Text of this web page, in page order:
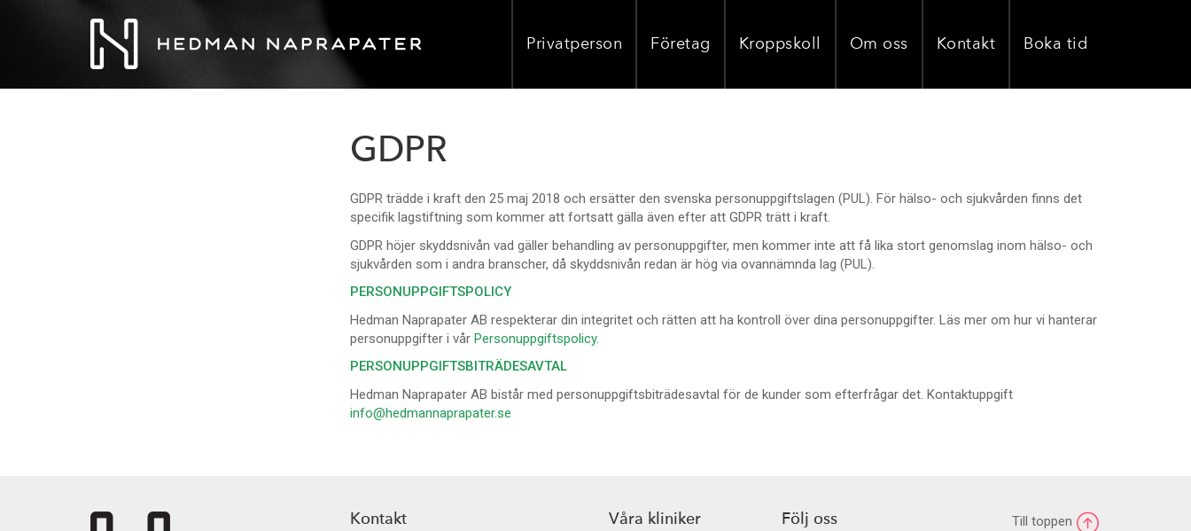
Privatperson Företag Kroppskoll Om oss Kontakt Boka tid
GDPR
GDPR trädde i kraft den 25 maj 2018 och ersätter den svenska personuppgiftslagen (PUL). För hälso- och sjukvården finns det
specifik lagstiftning som kommer att fortsatt gälla även efter att GDPR trätt i kraft.
GDPR höjer skyddsnivån vad gäller behandling av personuppgifter, men kommer inte att få lika stort genomslag inom hälso- och
sjukvården som i andra branscher, då skyddsnivån redan är hög via ovannämnda lag (PUL).
PERSONUPPGIFTSPOLICY
Hedman Naprapater AB respekterar din integritet och rätten att ha kontroll över dina personuppgifter. Läs mer om hur vi hanterar
personuppgifter i vår Personuppgiftspolicy.
PERSONUPPGIFTSBITRÄDESAVTAL
Hedman Naprapater AB bistår med personuppgiftsbiträdesavtal för de kunder som efterfrågar det. Kontaktuppgift
info@hedmannaprapater.se
Kontakt
Våra kliniker
Följ oss
Till toppen